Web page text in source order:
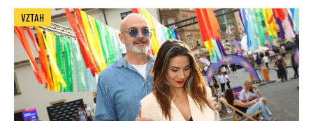
VZTAH